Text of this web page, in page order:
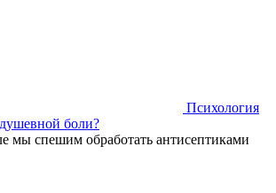
Психология
боли?
мы спешим обработать антисептиками